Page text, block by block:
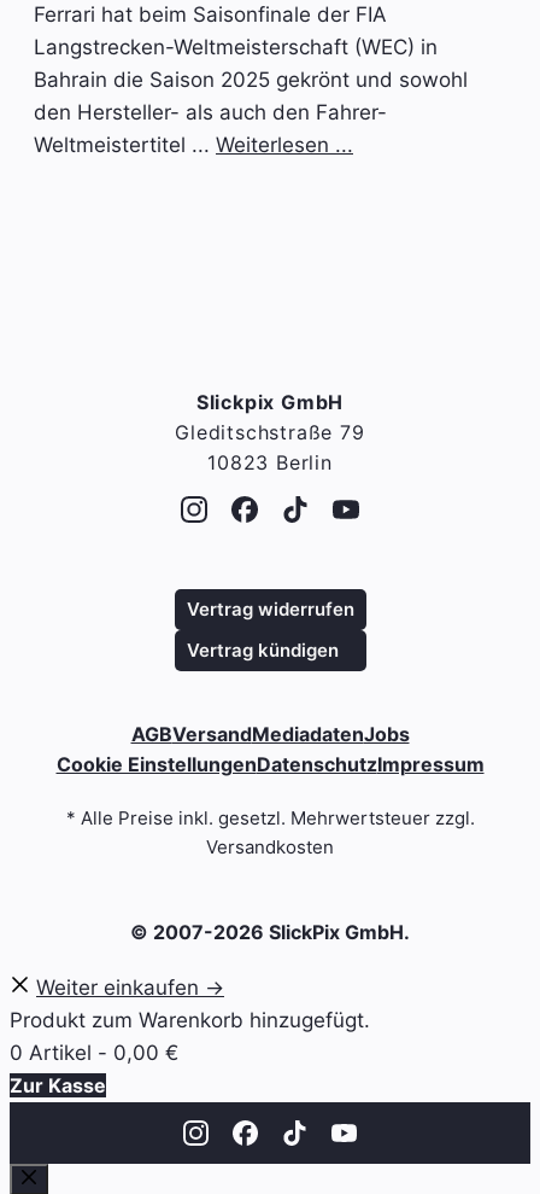
Ferrari hat beim Saisonfinale der FIA
Langstrecken-Weltmeisterschaft (WEC) in
Bahrain die Saison 2025 gekrönt und sowohl
den Hersteller- als auch den Fahrer-
Weltmeistertitel ... Weiterlesen ...
Slickpix GmbH
Gleditschstraße 79
10823 Berlin
© 2007-2026 SlickPix GmbH.
AGBVersandMediadatenJobs
Cookie EinstellungenDatenschutzImpressum
Vertrag widerrufen
Vertrag kündigen
* Alle Preise inkl. gesetzl. Mehrwertsteuer zzgl.
Versandkosten
Weiter einkaufen →
Produkt zum Warenkorb hinzugefügt.
0 Artikel - 0,00 €
Zur Kasse